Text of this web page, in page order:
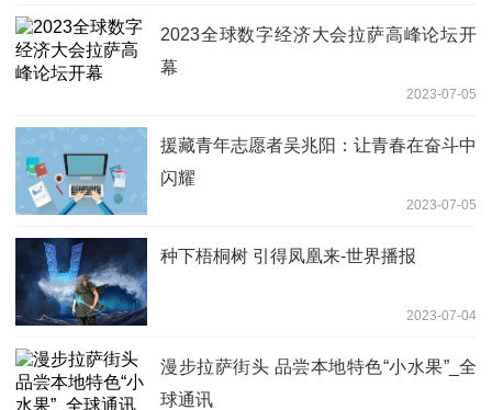
2023全球数字经济大会拉萨高峰论坛开
幕
2023-07-05
援藏青年志愿者吴兆阳：让青春在奋斗中
闪耀
2023-07-05
种下梧桐树 引得凤凰来-世界播报
2023-07-04
漫步拉萨街头 品尝本地特色“小水果”_全
球通讯